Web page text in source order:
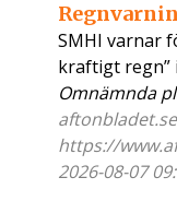
SMHI varnar
kraftigt regn”
Omnämnda
https://
2026-08-07